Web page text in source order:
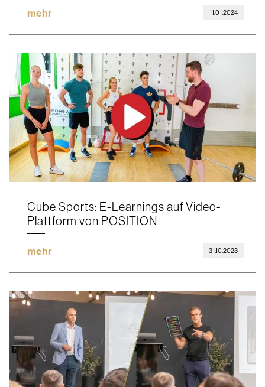
mehr 11.01.2024
Cube Sports: E-Learnings auf Video-
Plattform von POSITION
mehr 31.10.2023